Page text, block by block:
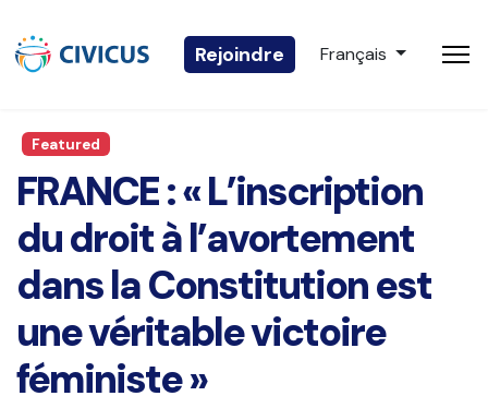
Rejoindre Sélectionnez votre
Français
Featured
FRANCE : « L’inscription
du droit à l’avortement
dans la Constitution est
une véritable victoire
féministe »